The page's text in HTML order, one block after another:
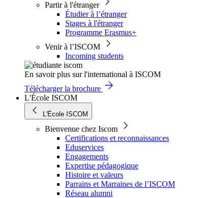
Partir à l'étranger
Étudier à l’étranger
Stages à l'étranger
Programme Erasmus+
Venir à l’ISCOM
Incoming students
En savoir plus sur l'international à ISCOM
Télécharger la brochure
L'École ISCOM
L'École ISCOM
Bienvenue chez Iscom
Certifications et reconnaissances
Eduservices
Engagements
Expertise pédagogique
Histoire et valeurs
Parrains et Marraines de l’ISCOM
Réseau alumni